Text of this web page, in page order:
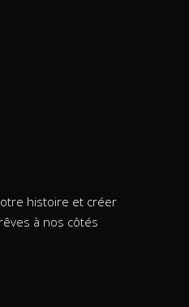
histoire et créer
à nos côtés